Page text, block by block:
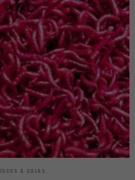
ISCOS & COLAS